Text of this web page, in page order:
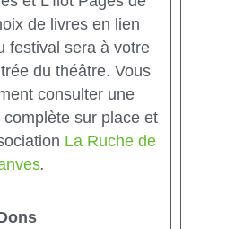
de livres en lien
festival sera à votre
du théâtre. Vous
consulter une
complète sur place et
La Ruche de
.